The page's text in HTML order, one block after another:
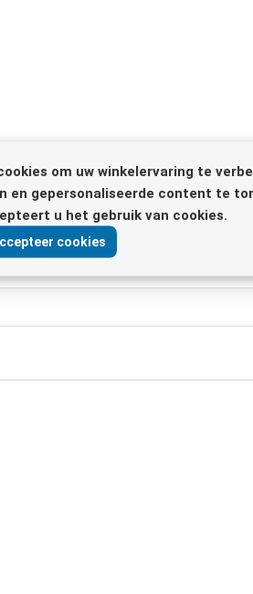
om uw winkelervaring te
en gepersonaliseerde content te
u het gebruik van cookies.
cookies